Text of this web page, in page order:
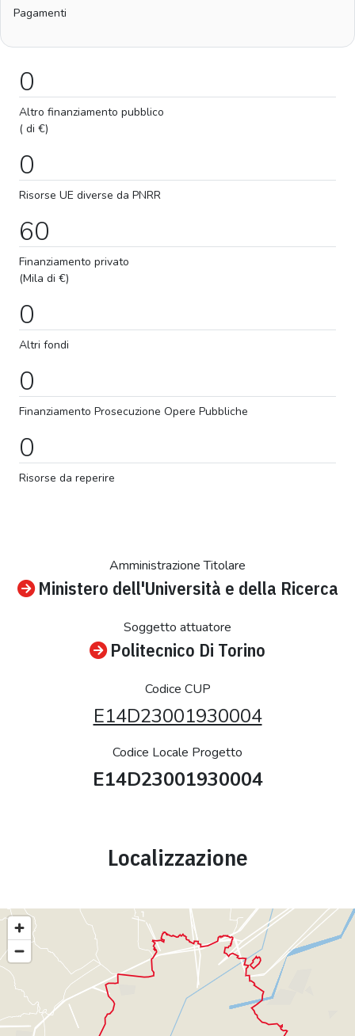
Pagamenti
0
Altro finanziamento pubblico
( di €)
0
Risorse UE diverse da PNRR
60
Finanziamento privato
(Mila di €)
0
Altri fondi
0
Finanziamento Prosecuzione Opere Pubbliche
0
Risorse da reperire
Amministrazione Titolare
Ministero dell'Università e della Ricerca
Soggetto attuatore
Politecnico Di Torino
Codice CUP
E14D23001930004
Codice Locale Progetto
E14D23001930004
Localizzazione